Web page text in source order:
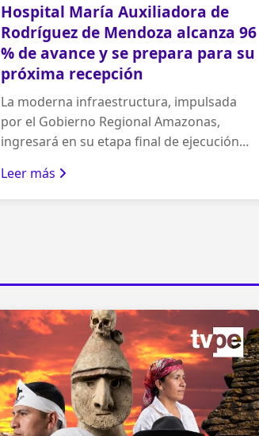
Hospital María Auxiliadora de
Rodríguez de Mendoza alcanza 96
% de avance y se prepara para su
próxima recepción
La moderna infraestructura, impulsada
por el Gobierno Regional Amazonas,
ingresará en su etapa final de ejecución...
Leer más